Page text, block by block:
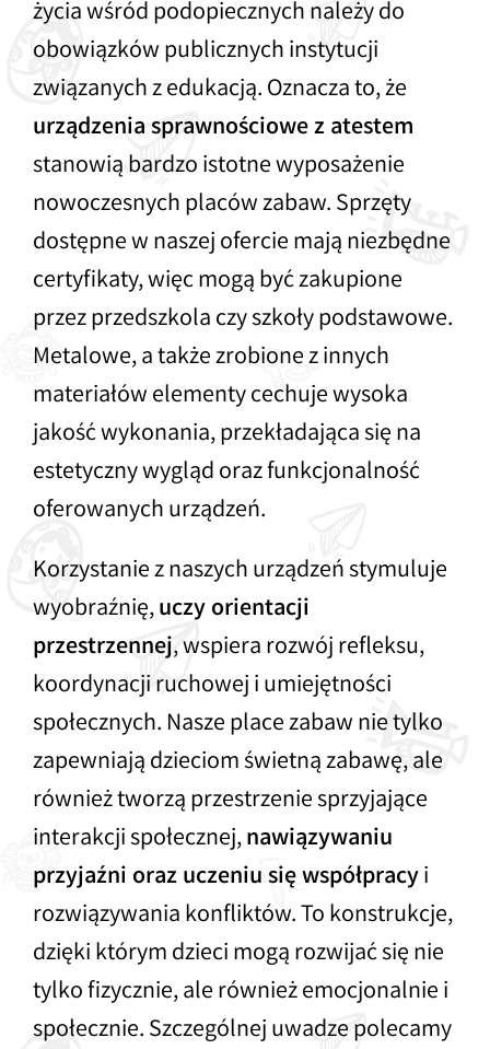
Bujaki
Karuzele na place zabaw
Ścianki funkcyjne dla dzieci
Kolejki linowe na plac zabaw
Urządzenia komunalne na plac zabaw
Parki linowe dla dzieci
Producent Street Workout
Siłownie plenerowe – profesjonalne
życia wśród podopiecznych należy do
obowiązków publicznych instytucji
związanych z edukacją. Oznacza to, że
urządzenia sprawnościowez atestem
stanowią bardzo istotne wyposażenie
nowoczesnych placów zabaw. Sprzęty
dostępne w naszej ofercie mają niezbędne
certyfikaty, więc mogą być zakupione
przez przedszkola czy szkoły podstawowe.
Metalowe, a także zrobione z innych
materiałów elementy cechuje wysoka
jakość wykonania, przekładająca się na
estetyczny wygląd oraz funkcjonalność
oferowanych urządzeń.
Korzystanie z naszych urządzeń stymuluje
wyobraźnię,uczy orientacji
przestrzennej, wspiera rozwój refleksu,
koordynacji ruchowej i umiejętności
społecznych. Nasze place zabaw nie tylko
zapewniają dzieciom świetną zabawę, ale
również tworzą przestrzenie sprzyjające
interakcji społecznej,nawiązywaniu
przyjaźni oraz uczeniu się współpracyi
rozwiązywania konfliktów. To konstrukcje,
dzięki którym dzieci mogą rozwijać się nie
tylko fizycznie, ale również emocjonalnie i
społecznie. Szczególnej uwadze polecamy